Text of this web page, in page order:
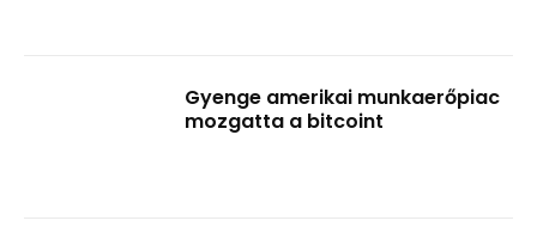
Gyenge amerikai munkaerőpiac
mozgatta a bitcoint